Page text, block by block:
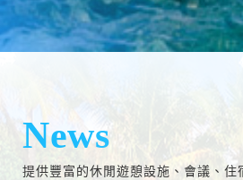
News
提供豐富的休閒遊憩設施、會議、住